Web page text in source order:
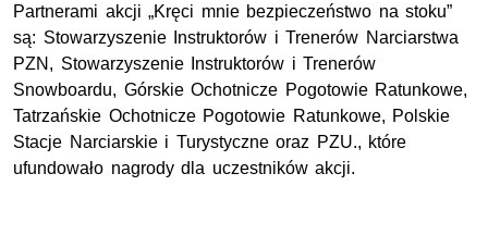
Partnerami akcji „Kręci mnie bezpieczeństwo na stoku”
są: Stowarzyszenie Instruktorów i Trenerów Narciarstwa
PZN, Stowarzyszenie Instruktorów i Trenerów
Snowboardu, Górskie Ochotnicze Pogotowie Ratunkowe,
Tatrzańskie Ochotnicze Pogotowie Ratunkowe, Polskie
Stacje Narciarskie i Turystyczne oraz PZU., które
ufundowało nagrody dla uczestników akcji.